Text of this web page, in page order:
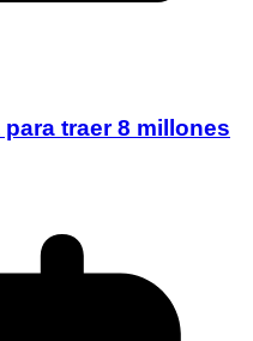
traer 8 millones